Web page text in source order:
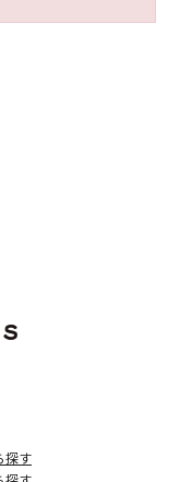
探す